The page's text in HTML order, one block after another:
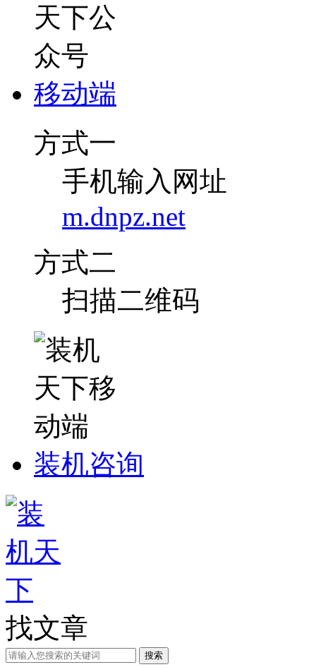
移动端
方式一
手机输入网址
m.dnpz.net
方式二
扫描二维码
装机咨询
找文章
搜索